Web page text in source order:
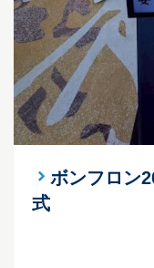
ボンフロン
式